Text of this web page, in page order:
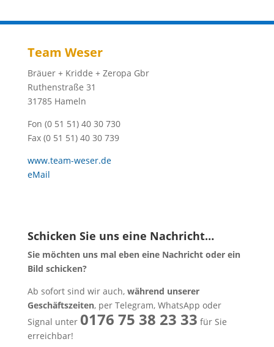
Team Weser
Bräuer + Kridde + Zeropa Gbr
Ruthenstraße 31
31785 Hameln
Fon (0 51 51) 40 30 730
Fax (0 51 51) 40 30 739
www.team-weser.de
eMail
Schicken Sie uns eine Nachricht…
Sie möchten uns mal eben eine Nachricht oder ein
Bild schicken?
Ab sofort sind wir auch, während unserer
Geschäftszeiten, per Telegram, WhatsApp oder
Signal unter 0176 75 38 23 33 für Sie
erreichbar!